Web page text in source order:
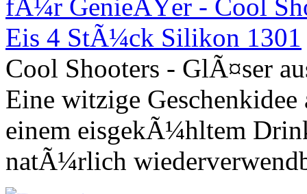
Cool Shooters - GlÃ¤ser
Eine witzige
einem eisgekÃ¼hltem
natÃ¼rlich